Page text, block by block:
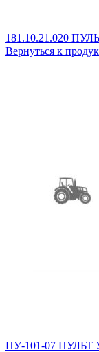
181.10.21.020
Вернуться к
ПУ-101-07